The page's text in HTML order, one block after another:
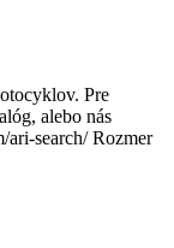
Pre
alebo nás
search/ Rozmer